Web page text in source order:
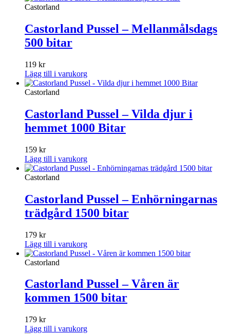
Castorland
Castorland Pussel – Mellanmålsdags
500 bitar
119 kr
Lägg till i varukorg
Castorland
Castorland Pussel – Vilda djur i
hemmet 1000 Bitar
159 kr
Lägg till i varukorg
Castorland
Castorland Pussel – Enhörningarnas
trädgård 1500 bitar
179 kr
Lägg till i varukorg
Castorland
Castorland Pussel – Våren är
kommen 1500 bitar
179 kr
Lägg till i varukorg